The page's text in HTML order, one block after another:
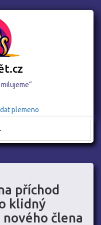
plemeno
příchod
klidný
člena